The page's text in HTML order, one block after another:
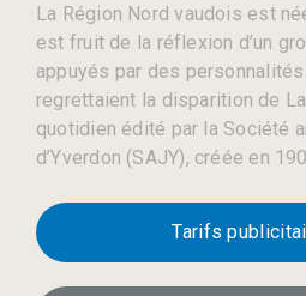
La Région Nord vaudois est
est fruit de la réflexion d’un
appuyés par des
regrettaient la disparition de
quotidien édité par la Société
d’Yverdon (SAJY), créée en
Tarifs